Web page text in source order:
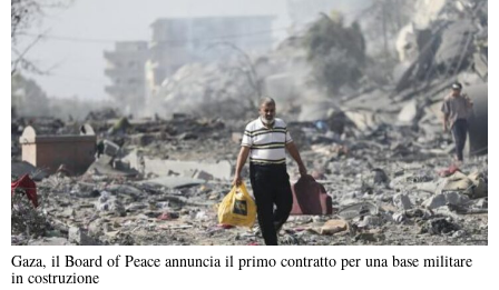
Gaza, il Board of Peace annuncia il primo contratto per una base militare
in costruzione